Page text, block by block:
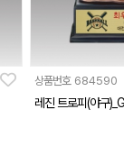
상품번호 684590
레진 트로피(야구